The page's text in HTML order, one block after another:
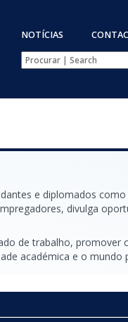
NOTÍCIAS
e diplomados
divulga
de trabalho, promover
académica e o mundo